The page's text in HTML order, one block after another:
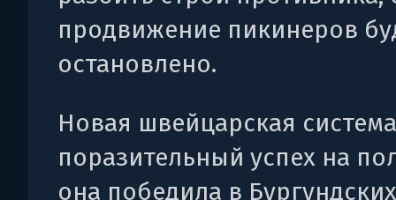
продвижение пикинеров
остановлено.
Новая швейцарская
поразительный успех на
она победила в